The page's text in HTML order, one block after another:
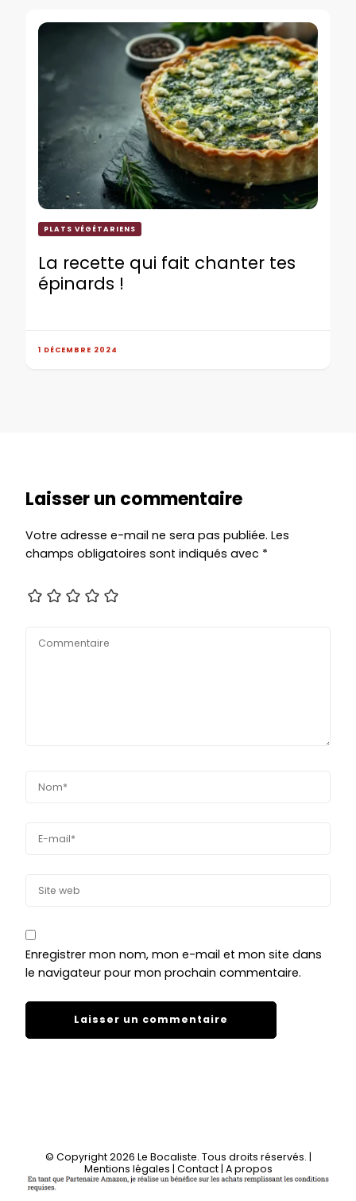
PLATS VÉGÉTARIENS
La recette qui fait chanter tes
épinards !
1 DÉCEMBRE 2024
Laisser un commentaire
Votre adresse e-mail ne sera pas publiée. Les
champs obligatoires sont indiqués avec *
Enregistrer mon nom, mon e-mail et mon site dans
le navigateur pour mon prochain commentaire.
© Copyright 2026 Le Bocaliste. Tous droits réservés. |
Mentions légales | Contact| A propos